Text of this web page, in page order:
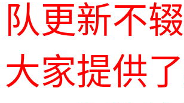
队更新不
大家提供了